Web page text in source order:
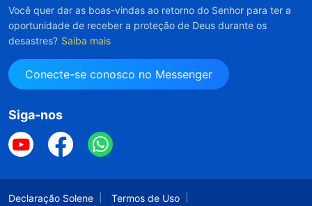
Você quer dar as boas-vindas ao retorno do Senhor para ter a
oportunidade de receber a proteção de Deus durante os
desastres? Saiba mais
Conecte-se conosco no Messenger
Siga-nos
Declaração Solene Termos de Uso